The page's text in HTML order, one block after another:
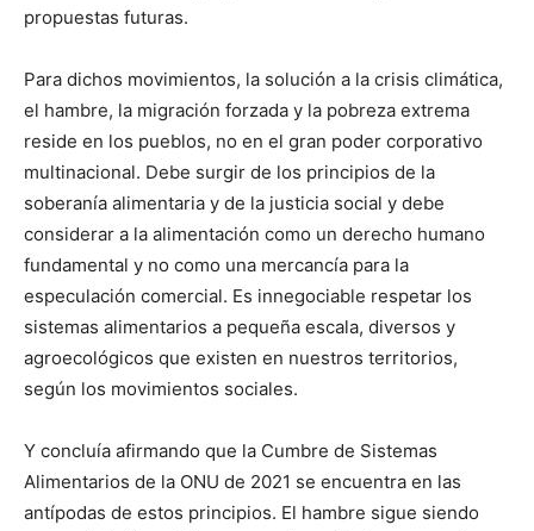
propuestas futuras.
Para dichos movimientos, la solución a la crisis climática,
el hambre, la migración forzada y la pobreza extrema
reside en los pueblos, no en el gran poder corporativo
multinacional. Debe surgir de los principios de la
soberanía alimentaria y de la justicia social y debe
considerar a la alimentación como un derecho humano
fundamental y no como una mercancía para la
especulación comercial. Es innegociable respetar los
sistemas alimentarios a pequeña escala, diversos y
agroecológicos que existen en nuestros territorios,
según los movimientos sociales.
Y concluía afirmando que la Cumbre de Sistemas
Alimentarios de la ONU de 2021 se encuentra en las
antípodas de estos principios. El hambre sigue siendo